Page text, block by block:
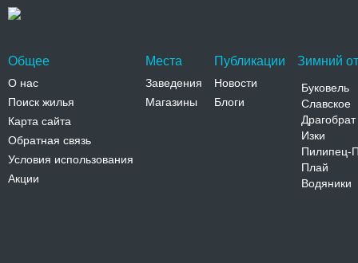
Общее
О нас
Поиск жилья
Карта сайта
Обратная связь
Условия использования
Акции
Места
Заведения
Магазины
Публикации
Новости
Блоги
Зимний
Буковель
Славское
Драгобрат
Изки
Пилипец-
Плай
Водяники